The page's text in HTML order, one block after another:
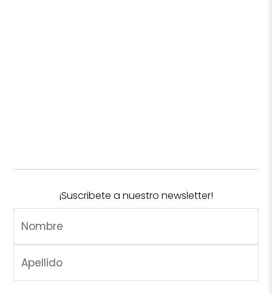
¡Suscribete a nuestro newsletter!